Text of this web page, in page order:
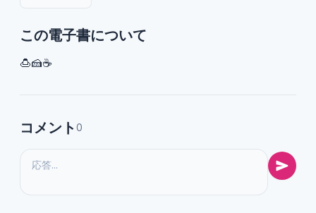
この電子書について
🍮🍰☕
コメント 0